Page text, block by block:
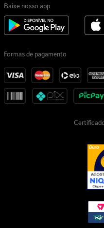
Baixe nosso app
Formas de pagamento